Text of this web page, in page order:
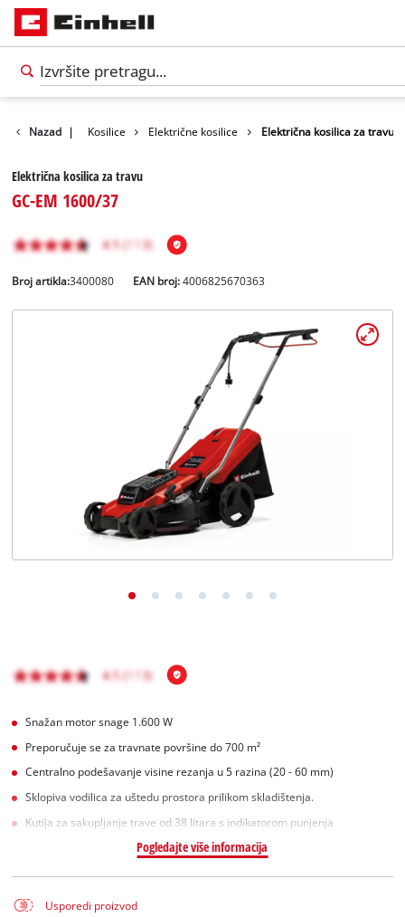
Nazad |
Vrt Kosilice Električne kosilice Električna kosilica za travu
Električna kosilica za travu
GC-EM 1600/37
Broj artikla:3400080 EAN broj:4006825670363
Snažan motor snage 1.600 W
Preporučuje se za travnate površine do 700 m²
Centralno podešavanje visine rezanja u 5 razina (20 - 60 mm)
Sklopiva vodilica za uštedu prostora prilikom skladištenja.
Kutija za sakupljanje trave od 38 litara s indikatorom punjenja
Pogledajte više informacija
Usporedi proizvod